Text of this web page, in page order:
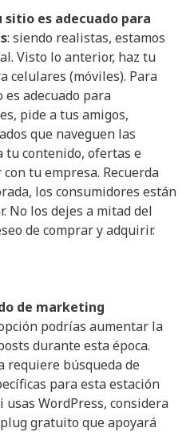
es adecuado para
: siendo realistas, estamos
Visto lo anterior, haz tu
celulares (móviles). Para
adecuado para
pide a tus amigos,
que naveguen las
tu contenido, ofertas e
tu empresa. Recuerda
los consumidores están
No los dejes a mitad del
de comprar y adquirir.
de marketing
podrías aumentar la
durante esta época.
requiere búsqueda de
para esta estación
usas WordPress, considera
gratuito que apoyará